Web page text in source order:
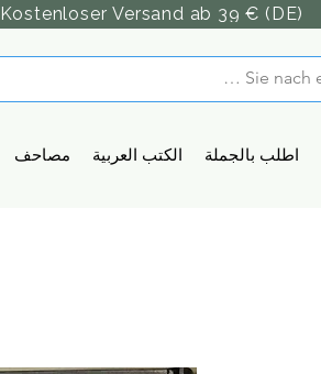
Kostenloser Versand ab 39 € (DE)
مصاحف الكتب العربية اطلب بالجملة